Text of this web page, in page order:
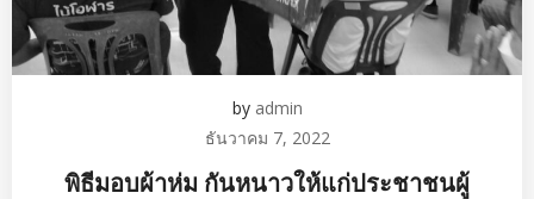
by admin
ธันวาคม 7, 2022
พิธีมอบผ้าห่ม กันหนาวให้แก่ประชาชนผู้